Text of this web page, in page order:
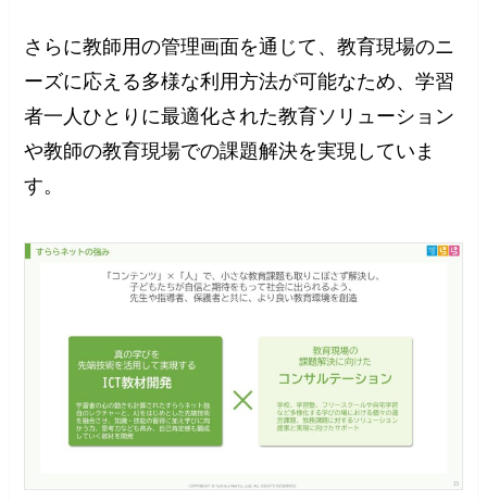
さらに教師用の管理画面を通じて、教育現場のニ
ーズに応える多様な利用方法が可能なため、学習
者一人ひとりに最適化された教育ソリューション
や教師の教育現場での課題解決を実現していま
す。